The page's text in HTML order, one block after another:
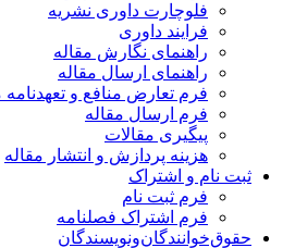
فلوچارت داوری نشریه
فرایند داوری
راهنمای نگارش مقاله
راهنمای ارسال مقاله
فرم تعارض منافع و تعهدنامه
فرم ارسال مقاله
پیگیری مقالات
هزینه پردازش و انتشار مقاله
ثبت نام و اشتراک
فرم ثبت نام
فرم اشتراک فصلنامه
حقوق‌خوانندگان‌و‌نویسندگان